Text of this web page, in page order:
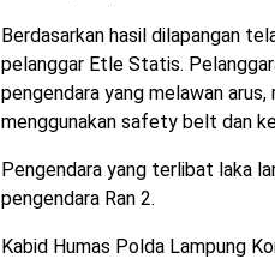
Berdasarkan hasil dilapangan
pelanggar Etle Statis.
pengendara yang melawan
menggunakan safety belt dan
Pengendara yang terlibat laka
pengendara Ran 2.
Kabid Humas Polda Lampung